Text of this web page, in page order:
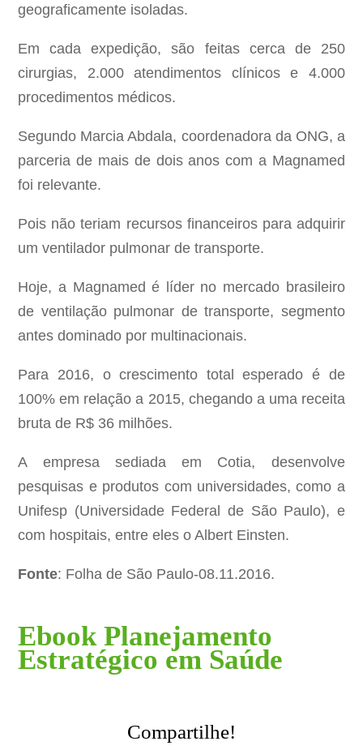
geograficamente isoladas.
Em cada expedição, são feitas cerca de 250
cirurgias, 2.000 atendimentos clínicos e 4.000
procedimentos médicos.
Segundo Marcia Abdala, coordenadora da ONG, a
parceria de mais de dois anos com a Magnamed
foi relevante.
Pois não teriam recursos financeiros para adquirir
um ventilador pulmonar de transporte.
Hoje, a Magnamed é líder no mercado brasileiro
de ventilação pulmonar de transporte, segmento
antes dominado por multinacionais.
Para 2016, o crescimento total esperado é de
100% em relação a 2015, chegando a uma receita
bruta de R$ 36 milhões.
A empresa sediada em Cotia, desenvolve
pesquisas e produtos com universidades, como a
Unifesp (Universidade Federal de São Paulo), e
com hospitais, entre eles o Albert Einsten.
Fonte: Folha de São Paulo-08.11.2016.
Ebook Planejamento
Estratégico em Saúde
Compartilhe!